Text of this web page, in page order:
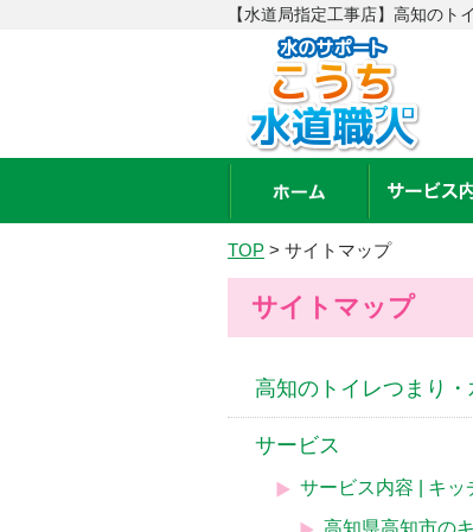
【水道局指定工事店】高知の
TOP > サイトマップ
サイトマップ
高知のトイレつまり
サービス
サービス内容 | キッ
高知県高知市の